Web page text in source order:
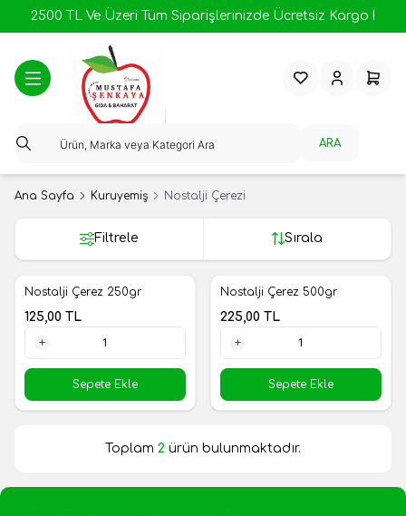
2500 TL Ve Üzeri Tüm Siparişlerinizde Ücretsiz Kargo !
ARA
FavorilerimHesabım
Ana Sayfa Kuruyemiş Nostalji Çerezi
Filtrele Sırala
Nostalji Çerez 250gr
125,00 TL
Sepete Ekle
Nostalji Çerez 500gr
225,00 TL
Sepete Ekle
Toplam 2 ürün bulunmaktadır.